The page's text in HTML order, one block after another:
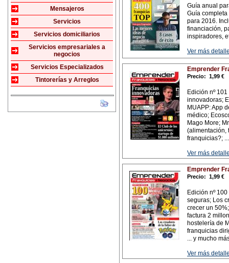
Mensajeros
Servicios
Servicios domiciliarios
Servicios empresariales a
negocios
Servicios Especializados
Tintorerías y Arreglos
Guía anual
Guía
para 2016.
financiación,
inspiradores,
Ver más
Emprender
Precio: 1,99 €
Edición nº
innovadoras;
MUAPP: App
médico;
Mago More;
(alimentación,
franquicias?;
Ver más
Emprender
Precio: 1,99 €
Edición nº
seguras; Los
crecer un
factura 2
hostelería de
franquicias
... y mucho
Ver más